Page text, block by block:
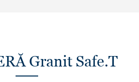
Granit Safe.T